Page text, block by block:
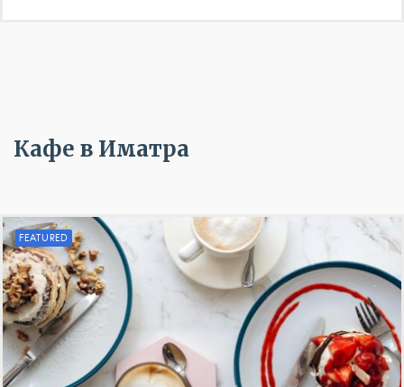
Кафе в Иматра
FEATURED